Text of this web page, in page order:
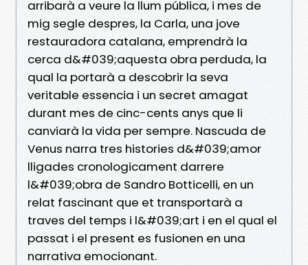
arribarà a veure la llum pública, i mes de
mig segle despres, la Carla, una jove
restauradora catalana, emprendrà la
cerca d&#039;aquesta obra perduda, la
qual la portarà a descobrir la seva
veritable essencia i un secret amagat
durant mes de cinc-cents anys que li
canviarà la vida per sempre. Nascuda de
Venus narra tres histories d&#039;amor
lligades cronologicament darrere
l&#039;obra de Sandro Botticelli, en un
relat fascinant que et transportarà a
traves del temps i l&#039;art i en el qual el
passat i el present es fusionen en una
narrativa emocionant.